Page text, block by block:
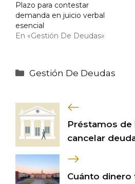
Plazo para contestar
demanda en juicio verbal
esencial
En «Gestión De Deudas»
Categorías
Gestión De Deudas
Préstamos de
cancelar
Cuánto dinero